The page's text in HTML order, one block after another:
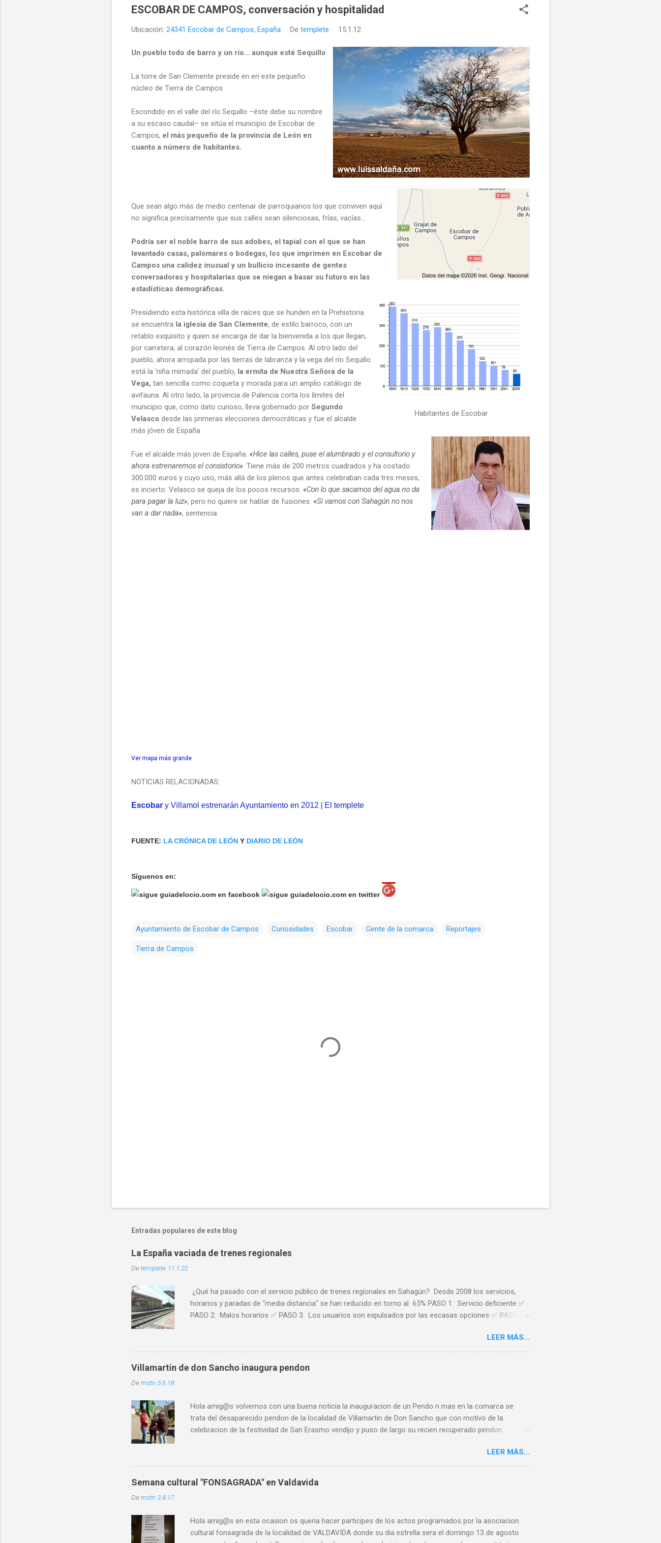
ESCOBAR DE CAMPOS, conversación y hospitalidad
Ubicación: 24341 Escobar de Campos, España De templete 15.1.12
Un pueblo todo de barro y un río... aunque esté Sequillo
La torre de San Clemente preside en en este pequeño
núcleo de Tierra de Campos
Escondido en el valle del río Sequillo –éste debe su nombre
a su escaso caudal– se sitúa el municipio de Escobar de
Campos, el más pequeño de la provincia de León en
cuanto a número de habitantes.
Que sean algo más de medio centenar de parroquianos los que conviven aquí
no significa precisamente que sus calles sean silenciosas, frías, vacías...
Podría ser el noble barro de sus adobes, el tapial con el que se han
levantado casas, palomares o bodegas, los que imprimen en Escobar de
Campos una calidez inusual y un bullicio incesante de gentes
conversadoras y hospitalarias que se niegan a basar su futuro en las
estadísticas demográficas.
Habitantes de Escobar
Presidiendo esta histórica villa de raíces que se hunden en la Prehistoria
se encuentra la iglesia de San Clemente, de estilo barroco, con un
retablo exquisito y quien se encarga de dar la bienvenida a los que llegan,
por carretera, al corazón leonés de Tierra de Campos. Al otro lado del
pueblo, ahora arropada por las tierras de labranza y la vega del río Sequillo
está la ‘niña mimada’ del pueblo, la ermita de Nuestra Señora de la
Vega, tan sencilla como coqueta y morada para un amplio catálogo de
avifauna. Al otro lado, la provincia de Palencia corta los límites del
municipio que, como dato curioso, lleva gobernado por Segundo
Velasco desde las primeras elecciones democráticas y fue el alcalde
más jóven de España
Fue el alcalde más joven de España. «Hice las calles, puse el alumbrado y el consultorio y
ahora estrenaremos el consistorio» . Tiene más de 200 metros cuadrados y ha costado
300.000 euros y cuyo uso, más allá de los plenos que antes celebraban cada tres meses,
es incierto. Velasco se queja de los pocos recursos. «Con lo que sacamos del agua no da
para pagar la luz», pero no quiere oir hablar de fusiones: «Si vamos con Sahagún no nos
van a dar nada», sentencia.
Ver mapa más grande
NOTICIAS RELACIONADAS:
Escobar y Villamol estrenarán Ayuntamiento en 2012 | El templete
FUENTE: LA CRÓNICA DE LEÓN Y DIARIO DE LEÓN
Síguenos en:
Ayuntamiento de Escobar de Campos Curiosidades Escobar Gente de la comarca Reportajes
Tierra de Campos
Entradas populares de este blog
La España vaciada de trenes regionales
Detemplete 11.1.22
¿Qué ha pasado con el servicio público de trenes regionales en Sahagún? Desde 2008 los servicios,
horarios y paradas de "media distancia" se han reducido en torno al 65% PASO 1: Servicio deficiente ✅
PASO 2: Malos horarios ✅ PASO 3: Los usuarios son expulsados por las escasas opciones ✅ PASO 4:
sufriendo en la última década, se le une ahora l a nueva estrategia de movilidad que señala un “coste
desproporcionado” de las líneas ferroviarias y dice que el transporte "no garantiza mantener población".
Y no hay mejor forma que comprobar este proceso paulatino que sufren las líneas de media distancia
que comparar los horarios oficiales de trenes regionales con parada en Sahagún de verano de 2008 con
LEER MÁS...
Villamartin de don Sancho inaugura pendon
Demotri 5.6.18
Hola amig@s volvemos con una buena noticia la inauguracion de un Pendo n mas en la comarca se
trata del desaparecido pendon de la localidad de Villamartin de Don Sancho que con motivo de la
celebracion de la festividad de San Erasmo vendijo y puso de largo su recien recuperado pendon
brindandole toda mi ayuda para que una vez mas pueda ser realidad. @templeteORG Twittear Seguir a
@templeteORG
LEER MÁS...
Semana cultural "FONSAGRADA" en Valdavida
Demotri 3.8.17
Hola amig@s en esta ocasion os queria hacer participes de los actos programados por la asociacion
cultural fonsagrada de la localidad de VALDAVIDA donde su dia estrella sera el domingo 13 de agosto